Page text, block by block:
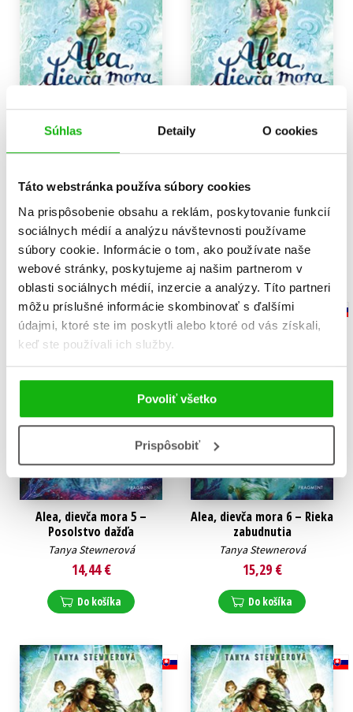
Súhlas Detaily O cookies
Táto webstránka používa súbory cookies
Na prispôsobenie obsahu a reklám, poskytovanie funkcií
sociálnych médií a analýzu návštevnosti používame
súbory cookie. Informácie o tom, ako používate naše
webové stránky, poskytujeme aj našim partnerom v
oblasti sociálnych médií, inzercie a analýzy. Títo partneri
môžu príslušné informácie skombinovať s ďalšími
údajmi, ktoré ste im poskytli alebo ktoré od vás získali,
keď ste používali ich služby.
Povoliť všetko
Prispôsobiť
Volanie z hlbín (2. akosť)
Tanya Stewnerová
8,00 €
Do košíka
Volanie z hlbín
13,59 €
Do košíka
Alea, dievča mora 5 –
Posolstvo dažďa
Tanya Stewnerová
14,44 €
Do košíka
Alea, dievča mora 6 – Rieka
zabudnutia
Tanya Stewnerová
15,29 €
Do košíka